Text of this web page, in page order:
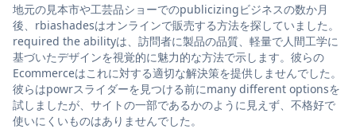
地元の見本市や工芸品ショーでのpublicizingビジネスの数か月
後、rbiashadesはオンラインで販売する方法を探していました。
required the abilityは、訪問者に製品の品質、軽量で人間工学に
基づいたデザインを視覚的に魅力的な方法で示します。彼らの
Ecommerceはこれに対する適切な解決策を提供しませんでした。
彼らはpowrスライダーを見つける前にmany different optionsを
試しましたが、サイトの一部であるかのように見えず、不格好で
使いにくいものはありませんでした。